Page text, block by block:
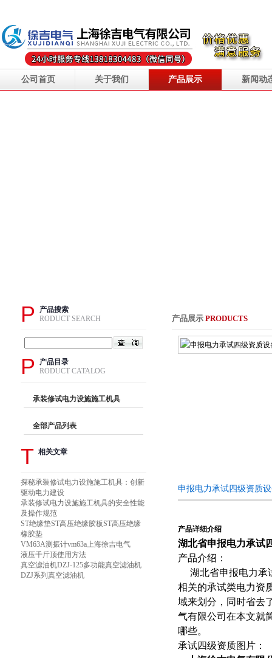
公司首页 关于我们 产品展示 新闻动
产品展示 PRODUCTS
申报电力承试四级资质
产品详细介绍
湖北省申报电力承试
产品介绍：
湖北省申报电力承
相关的承试类电力资
域来划分，同时省去
气有限公司在本文就
哪些。
承试四级资质图片：
P
产品搜索
RODUCT SEARCH
P
产品目录
RODUCT CATALOG
承装修试电力设施施工机具
全部产品列表
T 相关文章
探秘承装修试电力设施施工机具：创新
驱动电力建设
承装修试电力设施施工机具的安全性能
及操作规范
ST绝缘垫ST高压绝缘胶板ST高压绝缘
橡胶垫
VM63A测振计vm63a上海徐吉电气
液压千斤顶使用方法
真空滤油机DZJ-125多功能真空滤油机
DZJ系列真空滤油机